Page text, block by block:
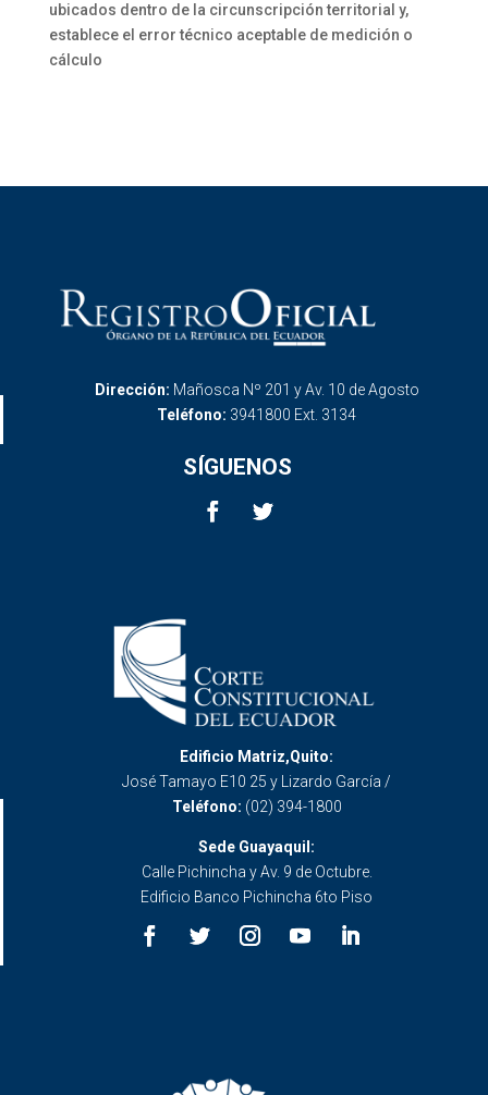
ubicados dentro de la circunscripción territorial y,
establece el error técnico aceptable de medición o
cálculo
Dirección: Mañosca Nº 201 y Av. 10 de Agosto
Teléfono: 3941800 Ext. 3134
SÍGUENOS
Edificio Matriz,Quito:
José Tamayo E10 25 y Lizardo García /
Teléfono: (02) 394-1800
Sede Guayaquil:
Calle Pichincha y Av. 9 de Octubre.
Edificio Banco Pichincha 6to Piso